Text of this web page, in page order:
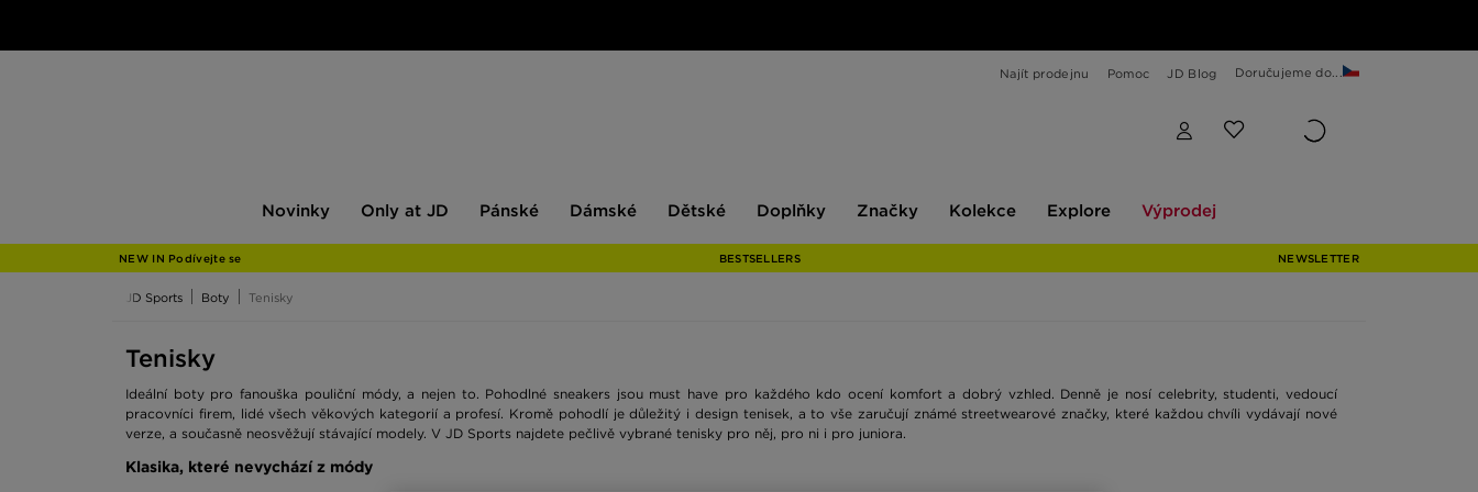
Najít prodejnu Pomoc JD Blog Doručujeme do...
Novinky
JD
Only at JD Pánské Dámské Dětské Doplňky Značky Kolekce Explore Výprodej
NEW IN Podívejte se BESTSELLERS NEWSLETTER
JD Sports Boty Tenisky
Tenisky
Ideální boty pro fanouška pouliční módy, a nejen to. Pohodlné sneakers jsou must have pro každého kdo ocení komfort a dobrý vzhled. Denně je nosí celebrity, studenti, vedoucí
pracovníci firem, lidé všech věkových kategorií a profesí. Kromě pohodlí je důležitý i design tenisek, a to vše zaručují známé streetwearové značky, které každou chvíli vydávají nové
verze, a současně neosvěžují stávající modely. V JD Sports najdete pečlivě vybrané tenisky pro něj, pro ni i pro juniora.
Klasika, které nevychází z módy